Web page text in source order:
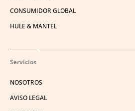
CONSUMIDOR GLOBAL
HULE & MANTEL
Servicios
NOSOTROS
AVISO LEGAL